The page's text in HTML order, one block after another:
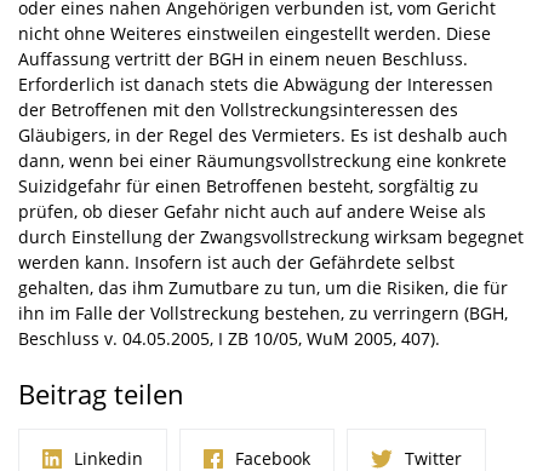
oder eines nahen Angehörigen verbunden ist, vom Gericht
nicht ohne Weiteres einstweilen eingestellt werden. Diese
Auffassung vertritt der BGH in einem neuen Beschluss.
Erforderlich ist danach stets die Abwägung der Interessen
der Betroffenen mit den Vollstreckungsinteressen des
Gläubigers, in der Regel des Vermieters. Es ist deshalb auch
dann, wenn bei einer Räumungsvollstreckung eine konkrete
Suizidgefahr für einen Betroffenen besteht, sorgfältig zu
prüfen, ob dieser Gefahr nicht auch auf andere Weise als
durch Einstellung der Zwangsvollstreckung wirksam begegnet
werden kann. Insofern ist auch der Gefährdete selbst
gehalten, das ihm Zumutbare zu tun, um die Risiken, die für
ihn im Falle der Vollstreckung bestehen, zu verringern (BGH,
Beschluss v. 04.05.2005, I ZB 10/05, WuM 2005, 407).
Beitrag teilen
Linkedin Facebook Twitter